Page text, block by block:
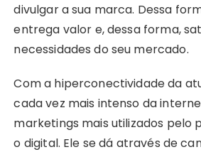
divulgar a sua marca. Dessa
entrega valor e, dessa forma,
necessidades do seu mercado.
Com a hiperconectividade da
cada vez mais intenso da
marketings mais utilizados pelo
o digital. Ele se dá através de